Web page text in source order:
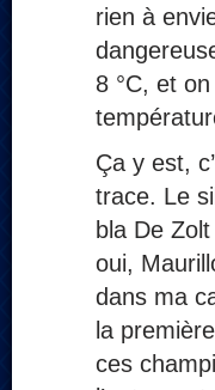
rien à
8 °C, et
Ça y est,
trace. Le
bla De
oui,
dans ma
la
ces